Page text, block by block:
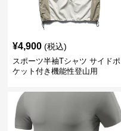
¥4,900 (税込)
スポーツ半袖Tシャツ サイドポ
ケット付き機能性登山用